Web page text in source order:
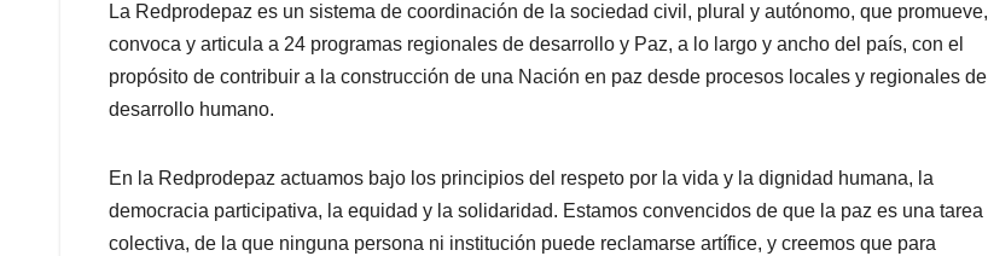
La Redprodepaz es un sistema de coordinación de la sociedad civil, plural y autónomo, que promueve,
convoca y articula a 24 programas regionales de desarrollo y Paz, a lo largo y ancho del país, con el
propósito de contribuir a la construcción de una Nación en paz desde procesos locales y regionales de
desarrollo humano.
En la Redprodepaz actuamos bajo los principios del respeto por la vida y la dignidad humana, la
democracia participativa, la equidad y la solidaridad. Estamos convencidos de que la paz es una tarea
colectiva, de la que ninguna persona ni institución puede reclamarse artífice, y creemos que para